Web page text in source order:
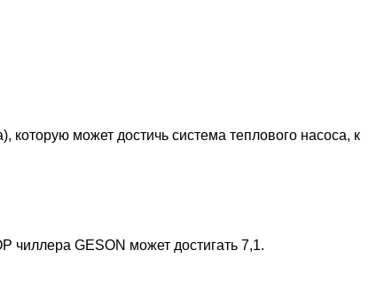
может достичь система теплового насоса, к
GESON может достигать 7,1.